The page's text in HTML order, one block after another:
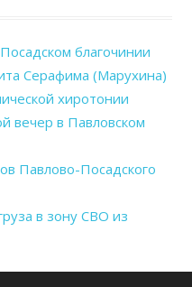
благочинии
Серафима (Марухина)
хиротонии
вечер в Павловском
Павлово-Посадского
в зону СВО из